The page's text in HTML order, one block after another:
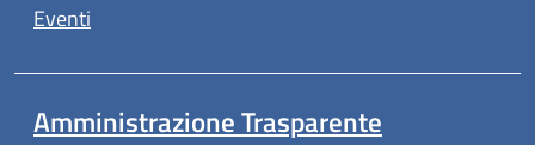
Eventi
Amministrazione Trasparente